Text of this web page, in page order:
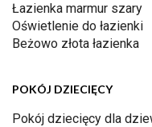
Łazienka marmur szary
Oświetlenie do łazienki
Beżowo złota łazienka
POKÓJ DZIECIĘCY
Pokój dziecięcy dla